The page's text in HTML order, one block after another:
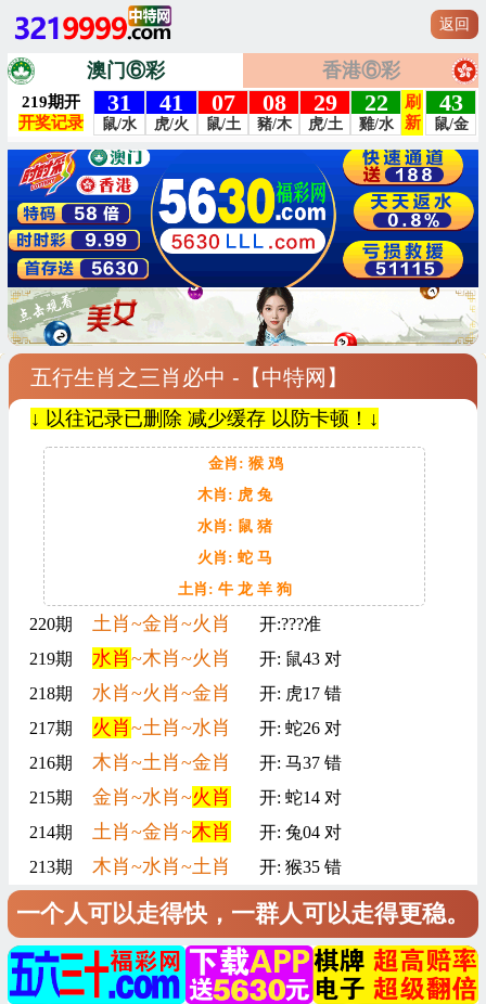
返回
澳门⑥彩 香港⑥彩